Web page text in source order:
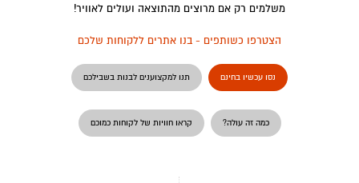
משלמים רק אם מרוצים מהתוצאה ועולים לאוויר!
הצטרפו כשותפים - בנו אתרים ללקוחות שלכם
נסו עכשיו בחינם תנו למקצוענים לבנות בשבילכם
כמה זה עולה? קראו חוויות של לקוחות כמוכם